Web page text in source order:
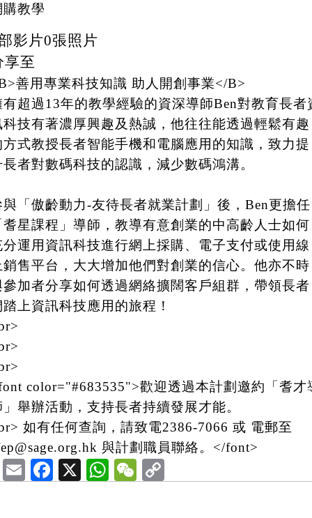
購教學
影片0張照片
享至
善用專業科技知識 助人開創事業</B>
有超過13年的教學經驗的資深導師Ben對教育長者
科技有著濃厚興趣及熱誠，他往往能透過輕鬆有趣
方式教授長者智能手機和電腦應用的知識，致力提
長者對數碼科技的認識，減少數碼鴻溝。
與「傲齡動力-友待長者就業計劃」後，Ben更擔任
耆星課程」導師，教導有意創業的中高齡人士如何
分運用資訊科技進行網上採購、電子支付或使用線
銷售平台，大大增加他們對創業的信心。他亦不時
參加者分享如何透過網絡擴闊客戶組群，帶領長者
踏上資訊科技應用的旅程！
color="#683535">歡迎透過本計劃邀約「耆才
」舉辦活動，支持長者持續發展才能。
如有任何查詢，請致電2386-7066 或 電郵至
與計劃職員聯絡。</font>
EmailFacebook
X WhatsApp
WeChat